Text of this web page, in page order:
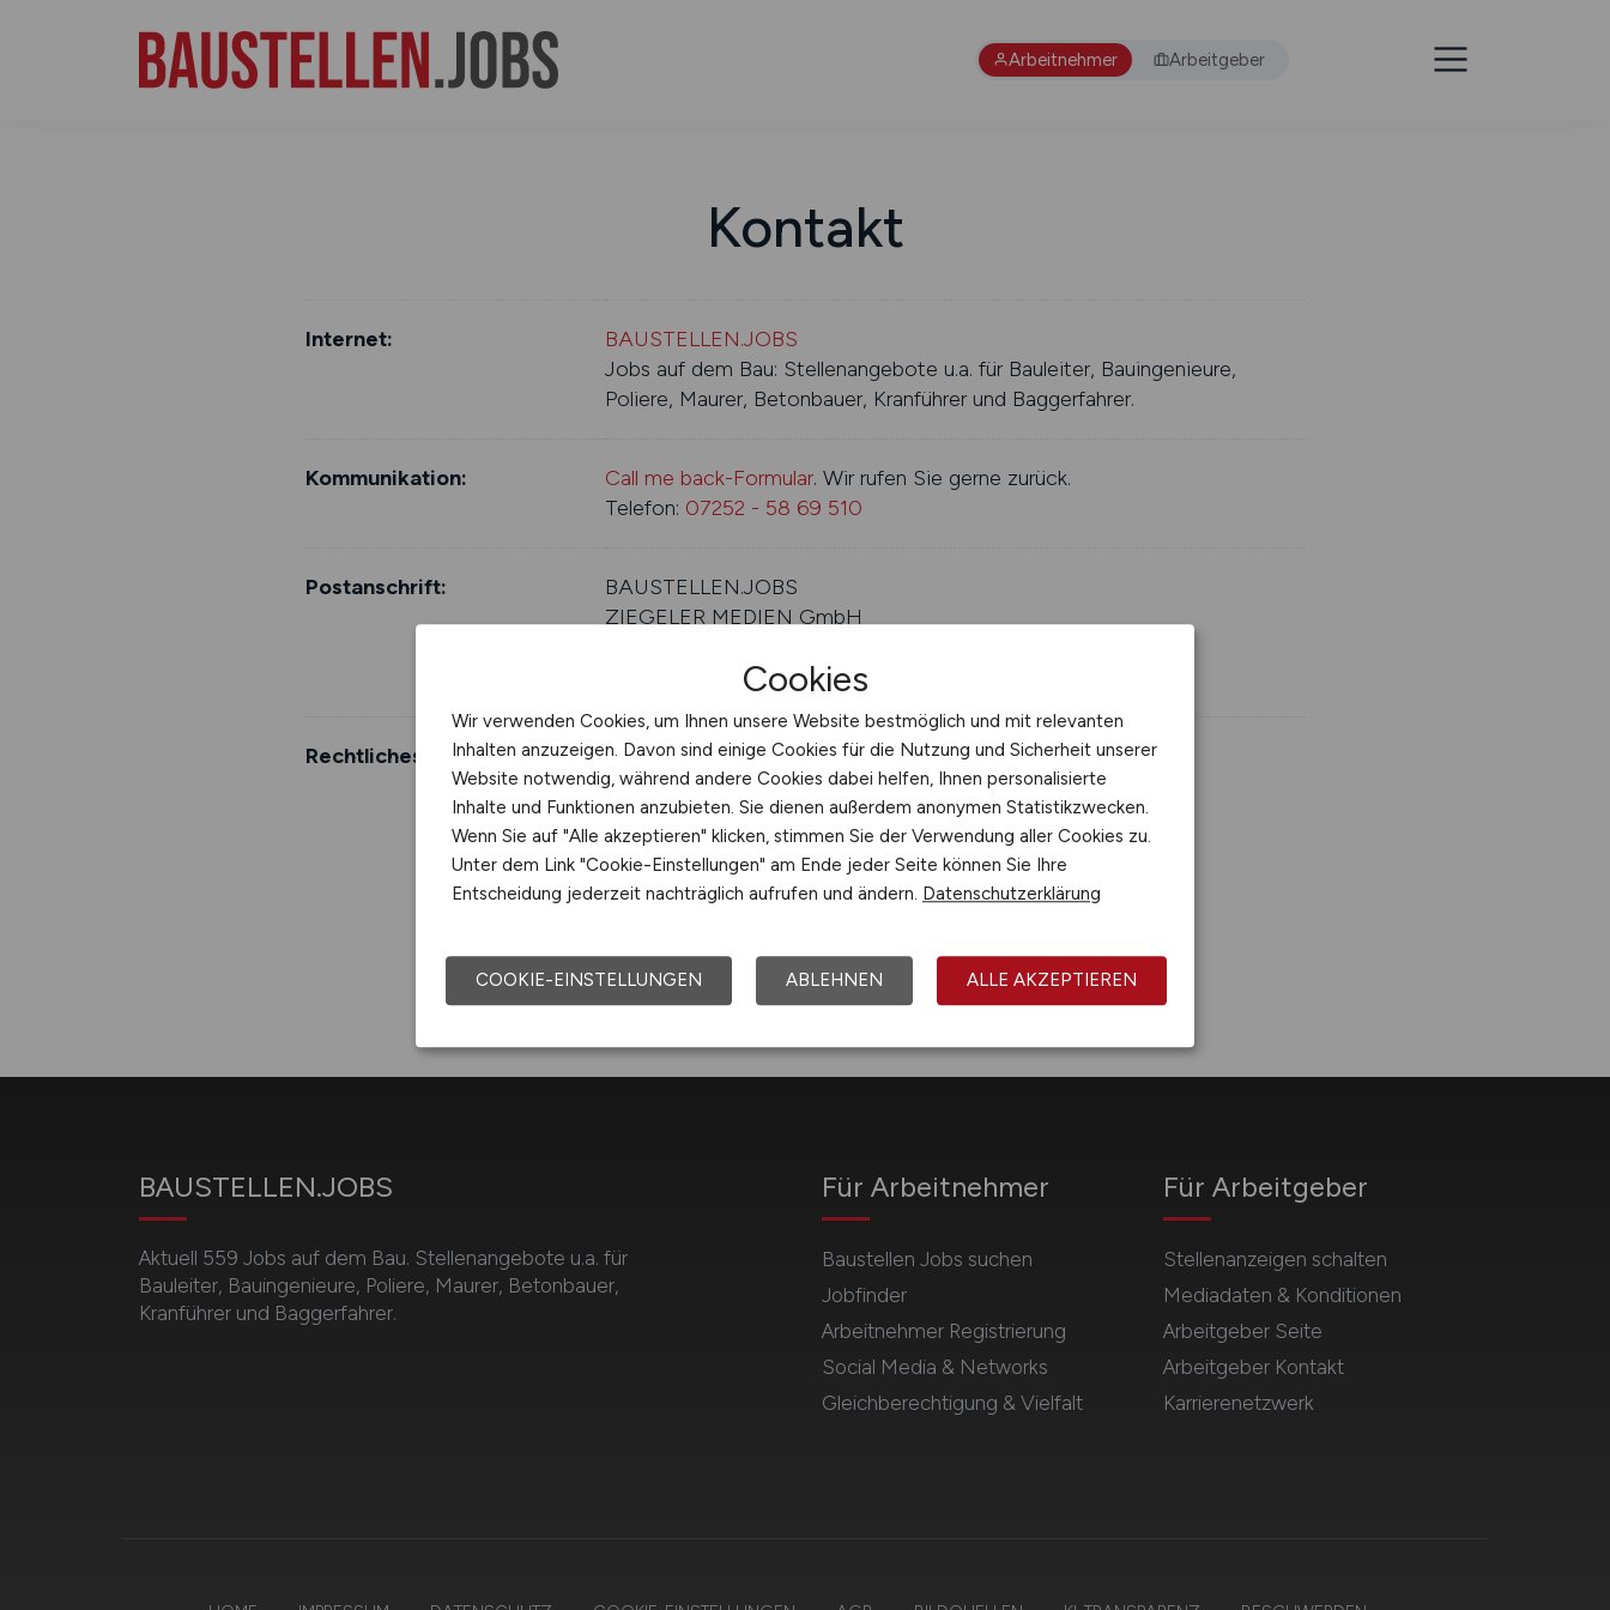
Arbeitnehmer Arbeitgeber
Kontakt
Internet:
BAUSTELLEN.JOBS
Jobs auf dem Bau: Stellenangebote u.a. für Bauleiter, Bauingenieure,
Poliere, Maurer, Betonbauer, Kranführer und Baggerfahrer.
Kommunikation: Call me back-Formular. Wir rufen Sie gerne zurück.
Telefon: 07252 - 58 69 510
Postanschrift:
BAUSTELLEN.JOBS
ZIEGELER MEDIEN GmbH
Rechtliches:
Impressum
Datenschutz
BAUSTELLEN.JOBS
Aktuell 559 Jobs auf dem Bau. Stellenangebote u.a. für
Bauleiter, Bauingenieure, Poliere, Maurer, Betonbauer,
Kranführer und Baggerfahrer.
Für Arbeitnehmer
Baustellen Jobs suchen
Jobfinder
Arbeitnehmer Registrierung
Social Media & Networks
Gleichberechtigung & Vielfalt
Für Arbeitgeber
Stellenanzeigen schalten
Mediadaten & Konditionen
Arbeitgeber Seite
Arbeitgeber Kontakt
Karrierenetzwerk
Cookies
Wir verwenden Cookies, um Ihnen unsere Website bestmöglich und mit relevanten
Inhalten anzuzeigen. Davon sind einige Cookies für die Nutzung und Sicherheit unserer
Website notwendig, während andere Cookies dabei helfen, Ihnen personalisierte
Inhalte und Funktionen anzubieten. Sie dienen außerdem anonymen Statistikzwecken.
Wenn Sie auf "Alle akzeptieren" klicken, stimmen Sie der Verwendung aller Cookies zu.
Unter dem Link "Cookie-Einstellungen" am Ende jeder Seite können Sie Ihre
Entscheidung jederzeit nachträglich aufrufen und ändern. Datenschutzerklärung
COOKIE-EINSTELLUNGEN ABLEHNEN ALLE AKZEPTIEREN